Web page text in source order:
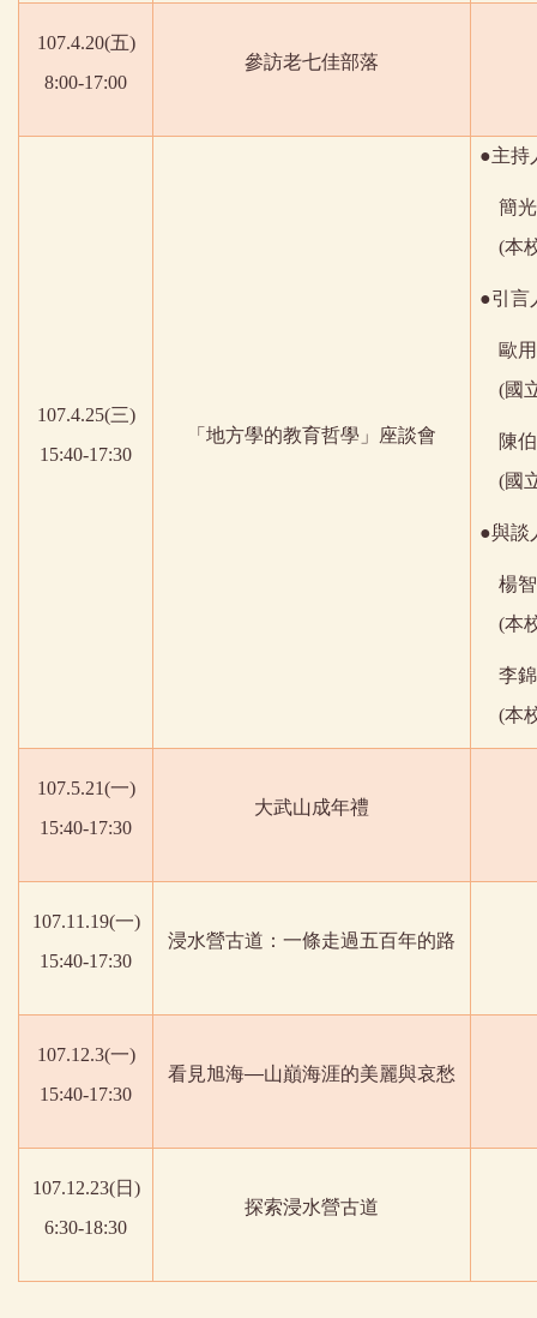
107.4.20(五)
8:00-17:00
參訪老七佳部落
107.4.25(三)
15:40-17:30
「地方學的教育哲學」座談會
●主持
簡光
(本
●引言
歐用
(國
陳
(國
●與談
楊智
(本
李
(本
107.5.21(一)
15:40-17:30
大武山成年禮
107.11.19(一)
15:40-17:30
浸水營古道：一條走過五百年的路
107.12.3(一)
15:40-17:30
看見旭海—山巔海涯的美麗與哀愁
107.12.23(日 )
6:30-18:30
探索浸水營古道